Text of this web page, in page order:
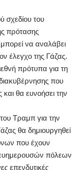
σχεδίου του
πρότασης
να αναλάβει
έλεγχο της Γάζας.
πρότυπα για τη
που
και θα ευνοήσει την
Τραμπ για την
θα δημιουργηθεί
που έχουν
πόλεων
επενδυτικές